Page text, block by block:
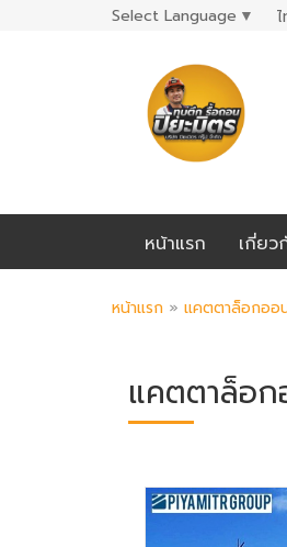
Select Language ▼
หน้าแรก เกี่ยว
หน้าแรก » แคตตาล็อกออ
แคตตาล็อก